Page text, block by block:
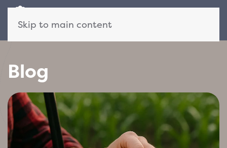
Skip to main content
Blog